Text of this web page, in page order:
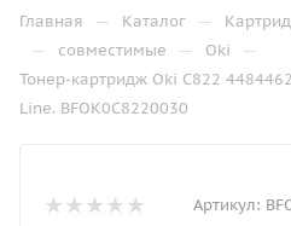
Главная — Каталог —
— совместимые — Oki —
Тонер-картридж Oki C822
Line. BFOK0C8220030
Артикул: